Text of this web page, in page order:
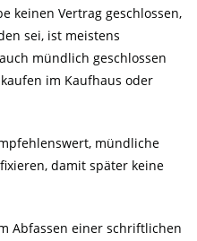
keinen Vertrag geschlossen,
sei, ist meistens
mündlich geschlossen
im Kaufhaus oder
mündliche
damit später keine
Abfassen einer schriftlichen